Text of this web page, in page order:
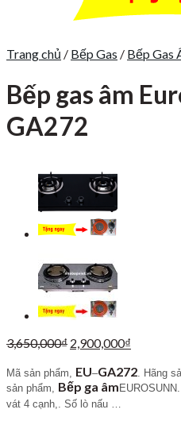
Trang chủ / Bếp Gas / Bếp Gas
Bếp gas âm
GA272
3,650,000₫ Giá
là:
3,650,000₫.
2,900,000₫
tại
là:
Mã sản phẩm, EU–GA272 . Hãng
sản phẩm, Bếp ga âm
vát 4 cạnh,. Số lò nấu …